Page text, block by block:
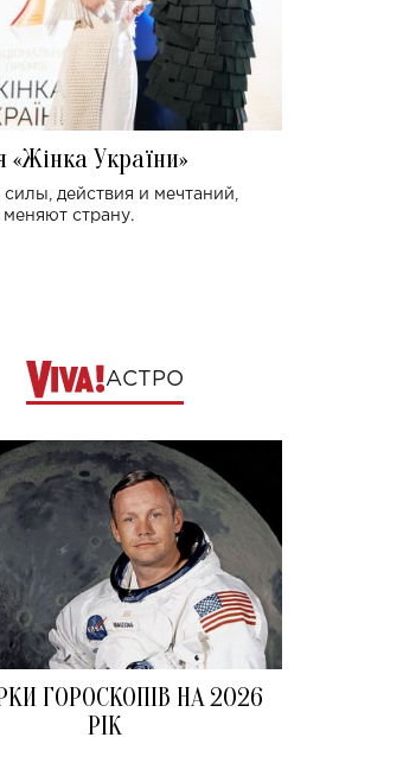
«Жінка України»
действия и мечтаний,
страну.
АСТРО
ГОРОСКОПІВ НА 2026
РІК